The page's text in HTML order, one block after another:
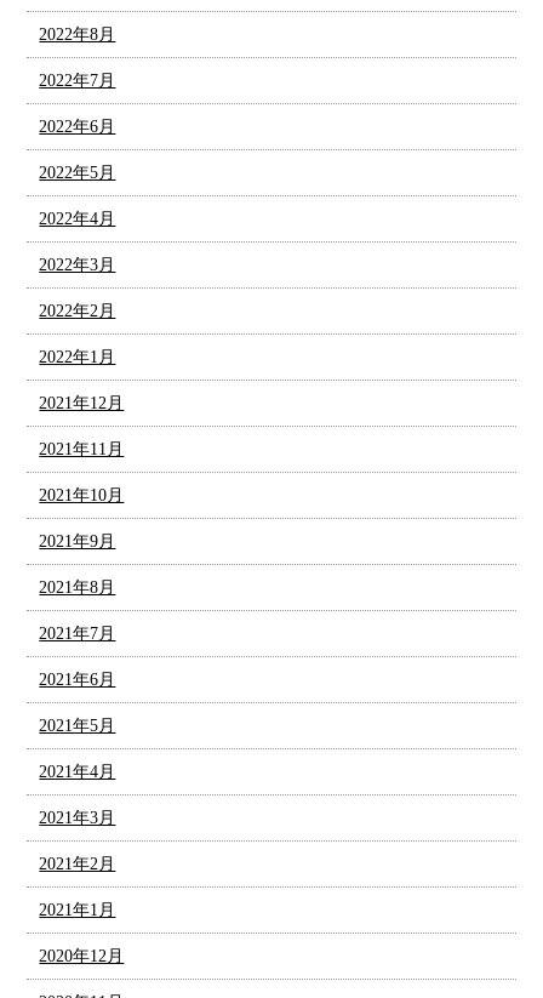
2022年8月
2022年7月
2022年6月
2022年5月
2022年4月
2022年3月
2022年2月
2022年1月
2021年12月
2021年11月
2021年10月
2021年9月
2021年8月
2021年7月
2021年6月
2021年5月
2021年4月
2021年3月
2021年2月
2021年1月
2020年12月